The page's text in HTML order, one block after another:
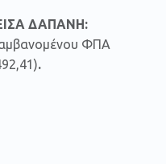
ΔΑΠΑΝΗ:
ΦΠΑ
.